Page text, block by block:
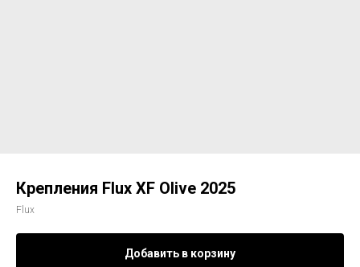
Крепления Flux XF Olive 2025
Flux
Добавить в корзину